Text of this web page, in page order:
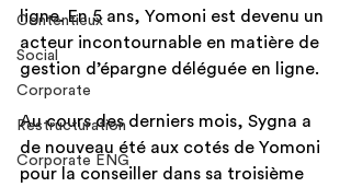
Contentieux
Social
Corporate
Restructuration
Corporate ENG
ligne. En 5 ans, Yomoni est devenu un
acteur incontournable en matière de
gestion d’épargne déléguée en ligne.
Au cours des derniers mois, Sygna a
de nouveau été aux cotés de Yomoni
pour la conseiller dans sa troisième